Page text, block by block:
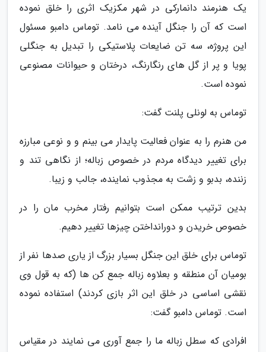
یک هنرمند دانمارکی در شهر مکزیک اثری را خلق نموده
است که آن را جنگل آینده می نامد. توماس دامبو مسئول
این پروژه، سه تن ضایعات پلاستیکی را تبدیل به جنگلی
پویا و پر از گل های رنگارنگ، درختان و حیوانات مصنوعی
نموده است.
توماس به لونلی پلنت گفت:
من هنرم را به عنوان فعالیت پایدار می بینم و و نوعی مبارزه
برای تغییر دیدگاه مردم در خصوص زباله؛ از نگاهی تند و
زننده، بدبو و زشت به مجذوب نماینده، جالب و زیبا.
بدین ترتیب ممکن است بتوانیم رفتار مخرب مان را در
خصوص خریدن و دورانداختن چیزها تغییر دهیم.
توماس برای خلق این جنگل بسیار بزرگ از یاری صدها نفر از
بومیان آن منطقه و بعلاوه زباله جمع کن ها (که به قول وی
نقشی اساسی در خلق این اثر بازی کردند) استفاده نموده
است. توماس دامبو گفت:
افرادی که سطل زباله ما را جمع آوری می نمایند در مقیاس